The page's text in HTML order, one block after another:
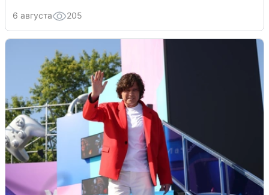
6 августа 205